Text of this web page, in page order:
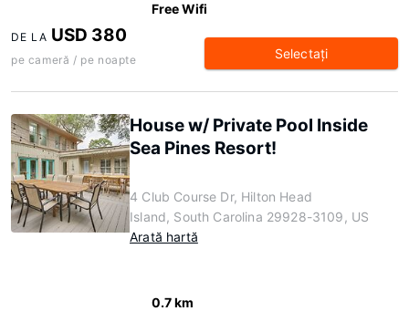
Free Wifi
DE LA USD 380
pe cameră / pe noapte Selectaţi
House w/ Private Pool Inside
Sea Pines Resort!
4 Club Course Dr, Hilton Head
Island, South Carolina 29928-3109, US
Arată hartă
0.7 km